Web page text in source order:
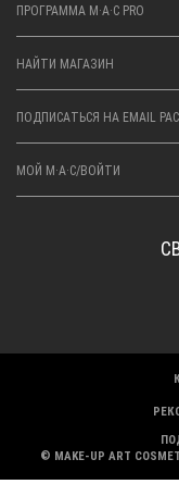
ПРОГРАММА M·A·C PRO
НАЙТИ МАГАЗИН
ПОДПИСАТЬСЯ НА EMAIL
МОЙ M·A·C/ВОЙТИ
© MAKE-UP ART